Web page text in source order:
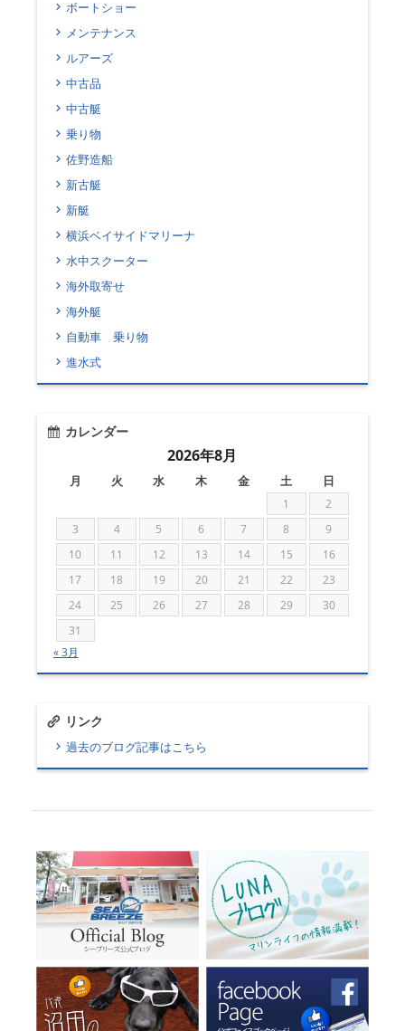
ボートショー
メンテナンス
ルアーズ
中古品
中古艇
乗り物
佐野造船
新古艇
新艇
横浜ベイサイドマリーナ
水中スクーター
海外取寄せ
海外艇
自動車 乗り物
進水式
カレンダー
2026年8月
月 火 水 木 金 土 日
1
2
3
4 5 6 7 8
9
10
11 12 13 14 15
16
17
18 19 20 21 22
23
24
25 26 27 28 29
30
31
« 3月
リンク
過去のブログ記事はこちら